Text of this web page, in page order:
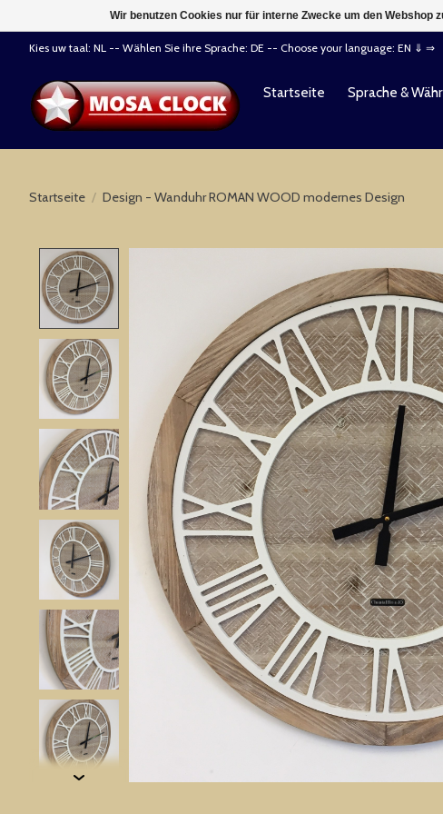
Kies uw taal: NL -- Wählen Sie ihre Sprache: DE -- Choose your language: EN ⇓ ⇒
Startseite Sprache &
Startseite / Design - Wanduhr ROMAN WOOD modernes Design
Wir benutzen Cookies nur für interne Zwecke um den Webshop